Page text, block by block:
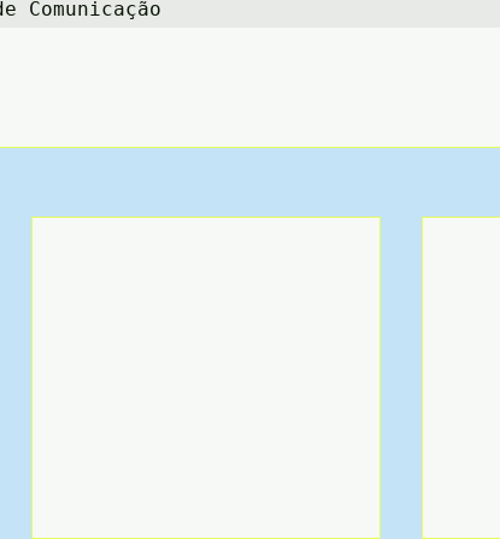
Comunicação